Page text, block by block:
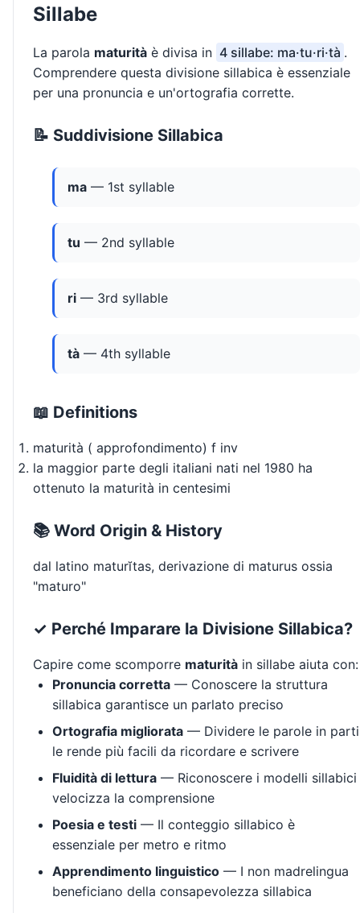
Sillabe
La parola maturità è divisa in 4 sillabe: ma·tu·ri·tà .
Comprendere questa divisione sillabica è essenziale
per una pronuncia e un'ortografia corrette.
📝 Suddivisione Sillabica
ma — 1st syllable
tu — 2nd syllable
ri — 3rd syllable
tà — 4th syllable
📖 Definitions
maturità ( approfondimento) f inv
la maggior parte degli italiani nati nel 1980 ha
ottenuto la maturità in centesimi
📚 Word Origin & History
dal latino maturĭtas, derivazione di maturus ossia
"maturo"
✓ Perché Imparare la Divisione Sillabica?
Capire come scomporre maturità in sillabe aiuta con:
Pronuncia corretta — Conoscere la struttura
sillabica garantisce un parlato preciso
Ortografia migliorata — Dividere le parole in parti
le rende più facili da ricordare e scrivere
Fluidità di lettura — Riconoscere i modelli sillabici
velocizza la comprensione
Poesia e testi — Il conteggio sillabico è
essenziale per metro e ritmo
Apprendimento linguistico — I non madrelingua
beneficiano della consapevolezza sillabica